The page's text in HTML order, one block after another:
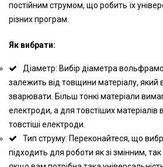
постійним струмом, що робить їх
різних програм.
Як вибрати:
Діаметр: Вибір діаметра
залежить від товщини матеріалу, який
зварювати. Більш тонкі матеріали
електроди, а для товстіших матеріалів
товстіші електроди.
Тип струму: Переконайтеся, що
підходить для роботи як зі змінним,